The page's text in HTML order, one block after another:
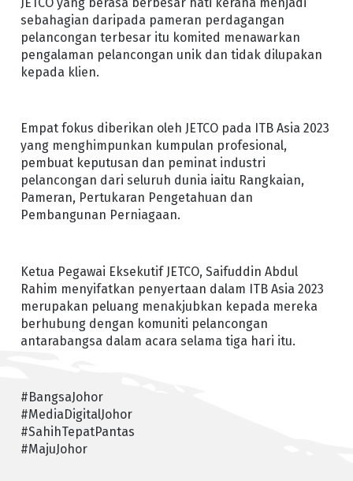
sebahagian daripada pameran perdagangan
pelancongan terbesar itu komited menawarkan
pengalaman pelancongan unik dan tidak dilupakan
kepada klien.
Empat fokus diberikan oleh JETCO pada ITB Asia 2023
yang menghimpunkan kumpulan profesional,
pembuat keputusan dan peminat industri
pelancongan dari seluruh dunia iaitu Rangkaian,
Pameran, Pertukaran Pengetahuan dan
Pembangunan Perniagaan.
Ketua Pegawai Eksekutif JETCO, Saifuddin Abdul
Rahim menyifatkan penyertaan dalam ITB Asia 2023
merupakan peluang menakjubkan kepada mereka
berhubung dengan komuniti pelancongan
antarabangsa dalam acara selama tiga hari itu.
#BangsaJohor
#MediaDigitalJohor
#SahihTepatPantas
#MajuJohor